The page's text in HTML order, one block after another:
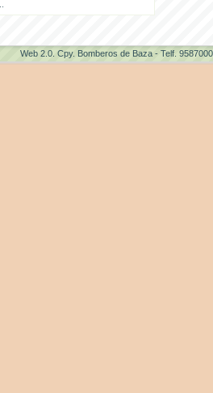
Web 2.0 . Cpy. Bomberos de Baza - Telf.